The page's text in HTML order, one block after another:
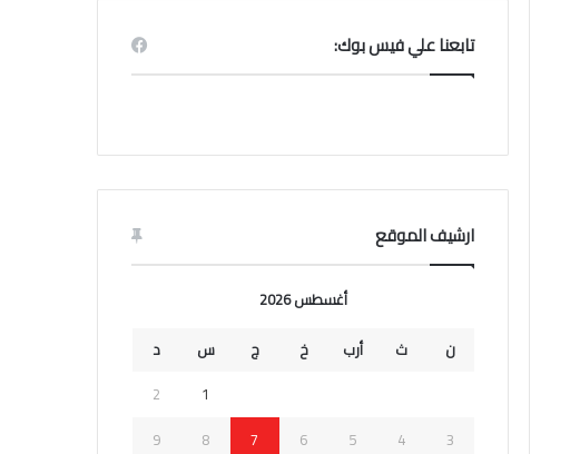
تابعنا علي فيس بوك:
ارشيف الموقع
أغسطس 2026
ن
ث أرب خ ج س
د
1
2
3
4
5
6
7
8
9